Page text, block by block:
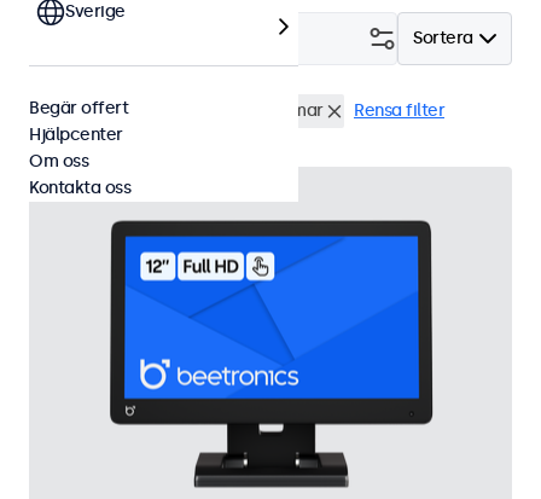
Sortera
VESA 75 x 75 12 tums touchskärmar Rensa filter
Sverige
Begär offert
Hjälpcenter
Om oss
Kontakta oss